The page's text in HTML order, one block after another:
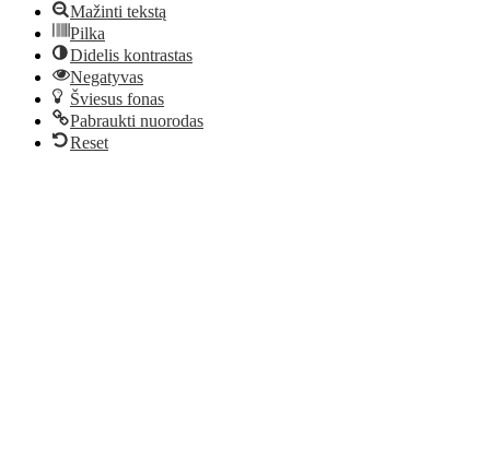
Mažinti tekstą
Pilka
Didelis kontrastas
Negatyvas
Šviesus fonas
Pabraukti nuorodas
Reset